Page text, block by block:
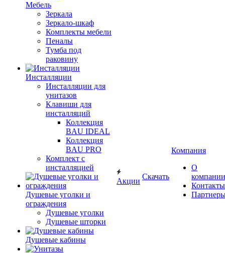
Мебель
Зеркала
Зеркало-шкаф
Комплекты мебели
Пеналы
Тумба под
раковину
Инсталляции
Инсталляции для
унитазов
Клавиши для
инсталляций
Коллекция
BAU IDEAL
Коллекция
BAU PRO
Комплект с
инсталляцией
Душевые уголки и
ограждения
Душевые уголки
Душевые шторки
Душевые кабины
Акции
Скачать
Компания
О
компании
Контакты